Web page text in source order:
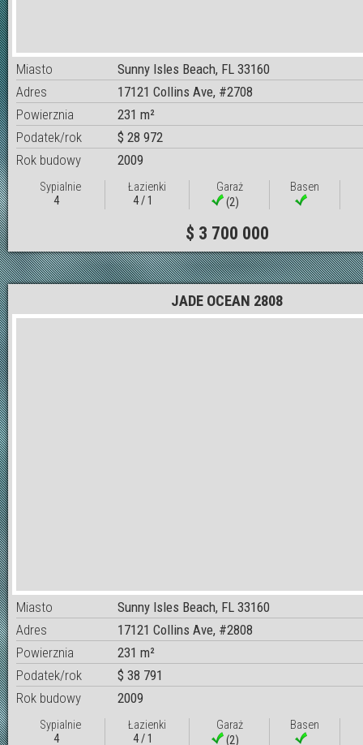
Miasto
Sunny Isles Beach, FL 33160
Adres
17121 Collins Ave, #2708
Powierznia
231 m²
Podatek/rok
$ 28 972
Rok budowy
2009
Sypialnie
4
Łazienki
4 / 1
Garaż
(2)
Basen
$ 3 700 000
JADE OCEAN 2808
Miasto
Sunny Isles Beach, FL 33160
Adres
17121 Collins Ave, #2808
Powierznia
231 m²
Podatek/rok
$ 38 791
Rok budowy
2009
Sypialnie
4
Łazienki
4 / 1
Garaż
(2)
Basen